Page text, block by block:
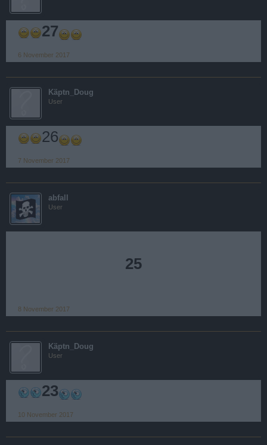
27
6 November 2017
Käptn_Doug
User
26
7 November 2017
abfall
User
25
8 November 2017
Käptn_Doug
User
23
10 November 2017